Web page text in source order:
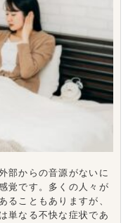
部からの音源がないに
覚です。多くの人々が
ることもありますが、
単なる不快な症状であ